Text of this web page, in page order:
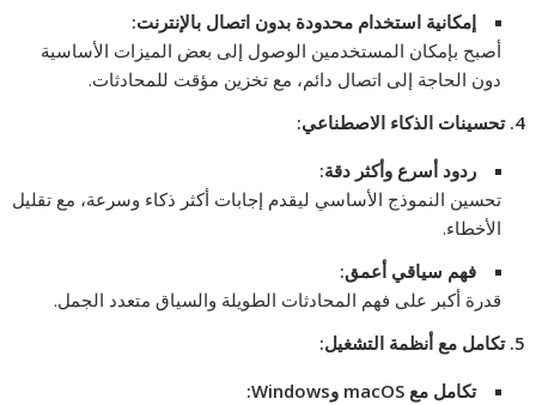
إمكانية استخدام محدودة بدون اتصال بالإنترنت:
أصبح بإمكان المستخدمين الوصول إلى بعض الميزات الأساسية
دون الحاجة إلى اتصال دائم، مع تخزين مؤقت للمحادثات.
4. تحسينات الذكاء الاصطناعي:
ردود أسرع وأكثر دقة:
تحسين النموذج الأساسي ليقدم إجابات أكثر ذكاء وسرعة، مع تقليل
الأخطاء.
فهم سياقي أعمق:
قدرة أكبر على فهم المحادثات الطويلة والسياق متعدد الجمل.
5. تكامل مع أنظمة التشغيل:
تكامل مع macOS وWindows: